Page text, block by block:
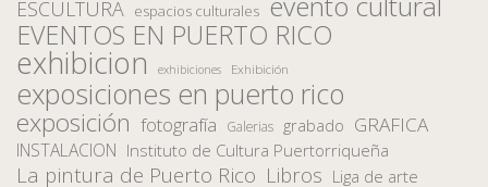
ESCULTURA espacios culturales
EVENTOS EN PUERTO RICO
exhibicion exhibiciones Exhibición
exposiciones en puerto rico
exposición fotografía Galerias grabado GRAFICA
INSTALACION Instituto de Cultura Puertorriqueña
La pintura de Puerto Rico Libros Liga de arte